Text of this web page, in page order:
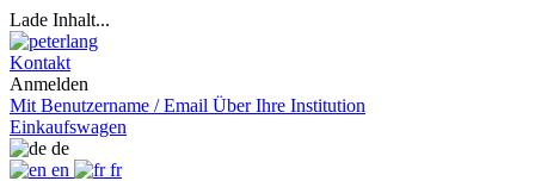
Lade Inhalt...
Kontakt
Anmelden
Mit Benutzername / Email Über Ihre Institution
Einkaufswagen
de
en
fr